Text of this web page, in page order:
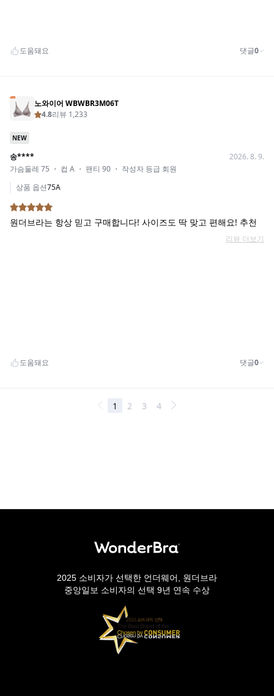
2025 소비자가 선택한 언더웨어, 원더브라
중앙일보 소비자의 선택 9년 연속 수상